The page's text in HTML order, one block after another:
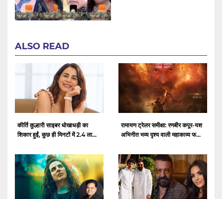
ALSO READ
कीर्ति कुल्हारी साइबर धोखाधड़ी का
शिकार हुईं, कुछ ही मिनटों में 2.4 ला...
रामायण ट्रेलर समीक्षा: रणबीर कपूर-यश
अभिनीत भव्य दृश्य वाली महाकाव्य फ...